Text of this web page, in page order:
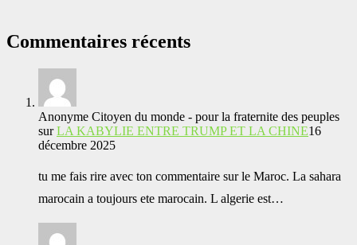
Commentaires récents
Anonyme Citoyen du monde - pour la fraternite des peuples
surLA KABYLIE ENTRE TRUMP ET LA CHINE16
décembre 2025
tu me fais rire avec ton commentaire sur le Maroc. La sahara
marocain a toujours ete marocain. L algerie est…